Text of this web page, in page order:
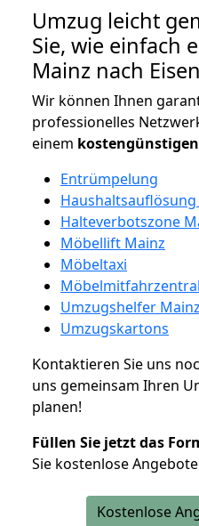
Umzug leicht
Sie, wie einfach
Mainz nach
Wir können Ihnen
professionelles
einem kostengünstigen
Entrümpelung
Halteverbotszone
Möbellift Mainz
Möbeltaxi
Umzugshelfer Mainz
Umzugskartons
Kontaktieren Sie uns
uns gemeinsam Ihren
planen!
Füllen Sie jetzt das
Sie kostenlose
Kostenlose